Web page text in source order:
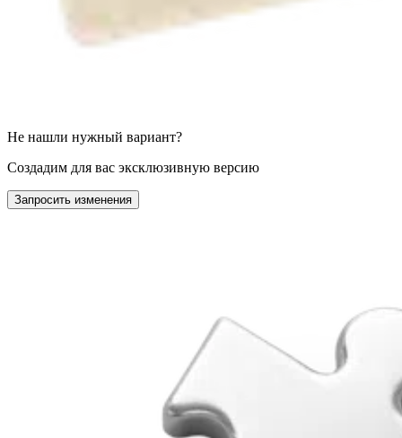
Не нашли нужный вариант?
Создадим для вас эксклюзивную версию
Запросить изменения